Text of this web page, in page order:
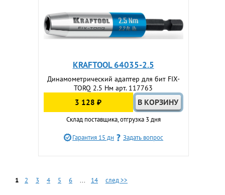
KRAFTOOL 64035-2.5
Динамометрический адаптер для бит FIX-
TORQ 2.5 Нм арт. 117763
3 128 ₽
Склад поставщика, отгрузка 3 дня
Гарантия 15 дн Задать вопрос
1 2 3 4 5 6 ... 14 след >>